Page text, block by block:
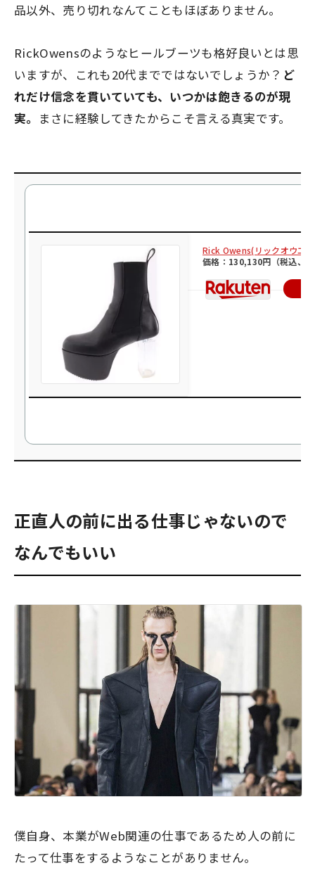
品以外、売り切れなんてこともほぼありません。
RickOwensのようなヒールブーツも格好良いとは思
いますが、これも20代までではないでしょうか？ ど
れだけ信念を貫いていても、いつかは飽きるのが現
実。 まさに経験してきたからこそ言える真実です。
Rick Owens(リックオウエ
価格：130,130円（税込、
正直人の前に出る仕事じゃないので
なんでもいい
僕自身、本業がWeb関連の仕事であるため人の前に
たって仕事をするようなことがありません。